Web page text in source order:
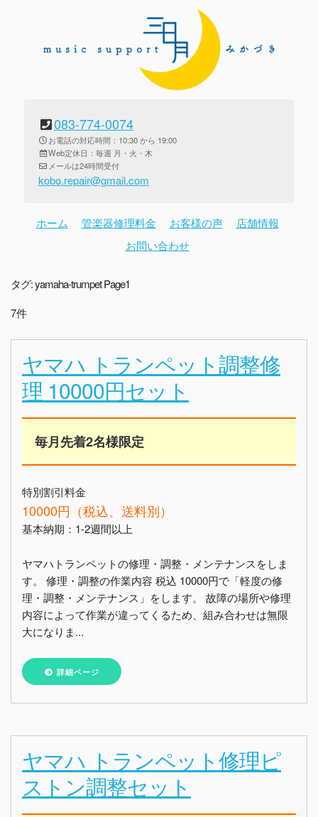
083-774-0074
お電話の対応時間：10:30 から 19:00
Web定休日：毎週 月・火・木
メールは24時間受付
kobo.repair@gmail.com
ホーム 管楽器修理料金 お客様の声
店舗情報
お問い合わせ
タグ:yamaha-trumpetPage1
7件
ヤマハ トランペット調整修
理 10000円セット
毎月先着2名様限定
特別割引料金
10000円（税込、送料別）
基本納期：1-2週間以上
ヤマハトランペットの修理・調整・メンテナンスをしま
す。 修理・調整の作業内容 税込 10000円で「軽度の修
理・調整・メンテナンス」をします。 故障の場所や修理
内容によって作業が違ってくるため、組み合わせは無限
大になりま...
詳細ページ
ヤマハ トランペット修理ピ
ストン調整セット